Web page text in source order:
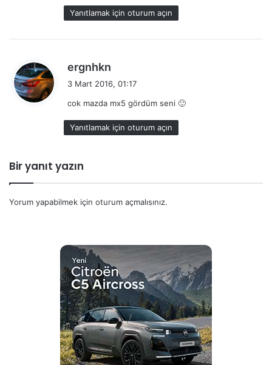
k
i
Yanıtlamak için oturum açın
ergnhkn
i
k
i
3 Mart 2016, 01:17
cok mazda mx5 gördüm seni 🙂
Yanıtlamak için oturum açın
Bir yanıt yazın
Yorum yapabilmek için oturum açmalısınız.